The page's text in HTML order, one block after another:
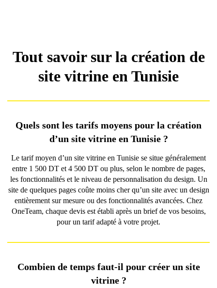
Tout savoir sur la création de
site vitrine en Tunisie
Quels sont les tarifs moyens pour la création
d’un site vitrine en Tunisie ?
Le tarif moyen d’un site vitrine en Tunisie se situe généralement
entre 1 500 DT et 4 500 DT ou plus, selon le nombre de pages,
les fonctionnalités et le niveau de personnalisation du design. Un
site de quelques pages coûte moins cher qu’un site avec un design
entièrement sur mesure ou des fonctionnalités avancées. Chez
OneTeam, chaque devis est établi après un brief de vos besoins,
pour un tarif adapté à votre projet.
Combien de temps faut-il pour créer un site
vitrine ?